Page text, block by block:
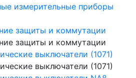
измерительные приборы
защиты и коммутации
защиты и коммутации
выключатели (1071)
выключатели (1071)